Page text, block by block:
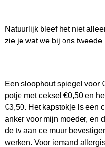
Natuurlijk bleef het niet
zie je wat we bij ons
Een sloophout spiegel voor
potje met deksel €0,50 en
€3,50. Het kapstokje is een
anker voor mijn moeder, en
de tv aan de muur
werken. Voor iemand